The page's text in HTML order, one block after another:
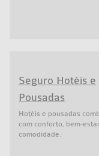
Seguro Hotéis e
Pousadas
Hotéis e pousadas
com conforto, bem-
comodidade.